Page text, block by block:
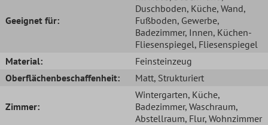
Geeignet für:
Duschboden, Küche, Wand,
Fußboden, Gewerbe,
Badezimmer, Innen, Küchen-
Fliesenspiegel, Fliesenspiegel
Material:
Feinsteinzeug
Oberflächenbeschaffenheit:
Matt, Strukturiert
Zimmer:
Wintergarten, Küche,
Badezimmer, Waschraum,
Abstellraum, Flur, Wohnzimmer